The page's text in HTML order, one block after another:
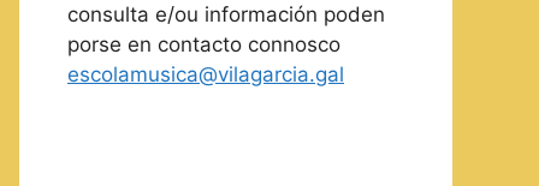
consulta e/ou información poden
porse en contacto connosco
escolamusica@vilagarcia.gal